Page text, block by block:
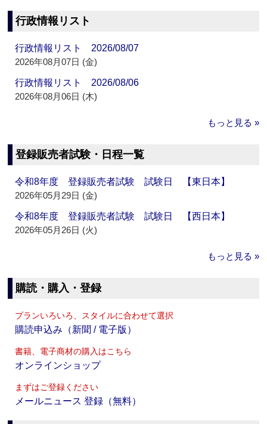
行政情報リスト
行政情報リスト 2026/08/07
2026年08月07日 (金)
行政情報リスト 2026/08/06
2026年08月06日 (木)
もっと見る »
登録販売者試験・日程一覧
令和8年度 登録販売者試験 試験日 【東日本】
2026年05月29日 (金)
令和8年度 登録販売者試験 試験日 【西日本】
2026年05月26日 (火)
もっと見る »
購読・購入・登録
プランいろいろ、スタイルに合わせて選択
購読申込み（新聞 / 電子版）
書籍、電子商材の購入はこちら
オンラインショップ
まずはご登録ください
メールニュース 登録（無料）